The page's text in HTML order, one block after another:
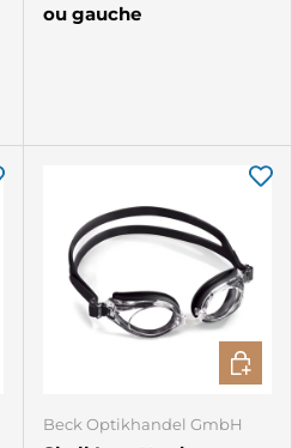
ou gauche
LES OPTIONS
Beck Optikhandel GmbH